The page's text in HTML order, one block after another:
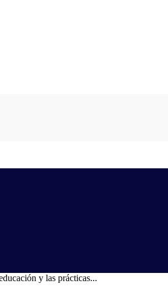
y las prácticas...